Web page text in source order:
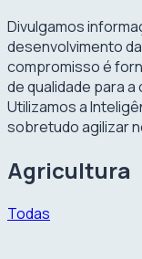
Divulgamos
desenvolvimento
compromisso é
de qualidade para
Utilizamos a
sobretudo agilizar
Agricultura
Todas